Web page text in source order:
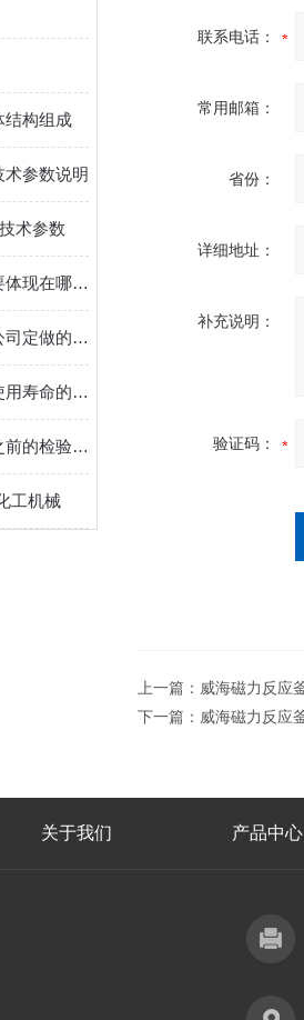
结构组成
术参数说明
术参数
钛合金反应釜的优势主要体现在哪几个方面？
南京石油化工股份有限公司定做的实验室高压釜
延长自吸式磁力搅拌器使用寿命的保养技巧
实验室高压反应釜使用之前的检验流程
工机械
联系电话：
常用邮箱：
省份：
详细地址：
补充说明：
验证码：
上一篇： 威海磁力反应
下一篇： 威海磁力反应
关于我们 产品中心